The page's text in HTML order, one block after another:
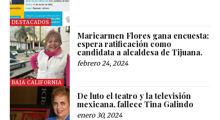
DESTACADOS
BAJA CALIFORNIA
Maricarmen Flores gana encuesta;
espera ratificación como
candidata a alcaldesa de Tijuana.
febrero 24, 2024
De luto el teatro y la televisión
mexicana, fallece Tina Galindo
enero 30, 2024